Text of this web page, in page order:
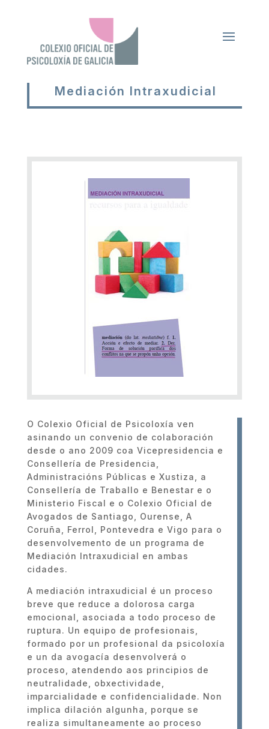
Mediación Intraxudicial
O Colexio Oficial de Psicoloxía ven
asinando un convenio de colaboración
desde o ano 2009 coa Vicepresidencia e
Consellería de Presidencia,
Administracións Públicas e Xustiza, a
Consellería de Traballo e Benestar e o
Ministerio Fiscal e o Colexio Oficial de
Avogados de Santiago, Ourense, A
Coruña, Ferrol, Pontevedra e Vigo para o
desenvolvemento de un programa de
Mediación Intraxudicial en ambas
cidades.
A mediación intraxudicial é un proceso
breve que reduce a dolorosa carga
emocional, asociada a todo proceso de
ruptura. Un equipo de profesionais,
formado por un profesional da psicoloxía
e un da avogacía desenvolverá o
proceso, atendendo aos principios de
neutralidade, obxectividade,
imparcialidade e confidencialidade. Non
implica dilación algunha, porque se
realiza simultaneamente ao proceso